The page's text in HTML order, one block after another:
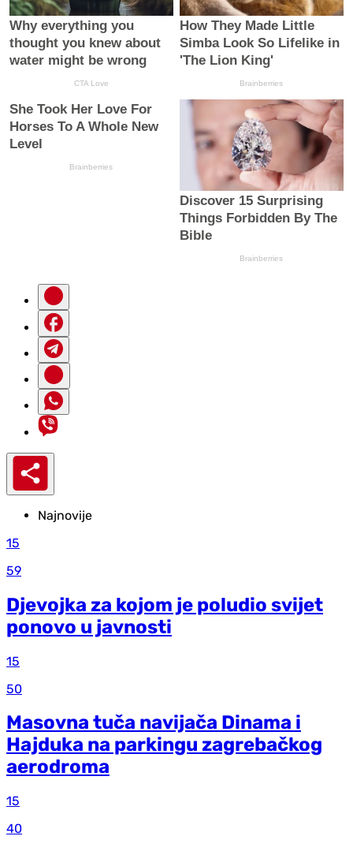
Najnovije
15
59
Djevojka za kojom je poludio svijet
ponovo u javnosti
15
50
Masovna tuča navijača Dinama i
Hajduka na parkingu zagrebačkog
aerodroma
15
40